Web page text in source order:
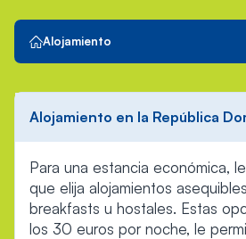
Alojamiento
Alojamiento en la República
Para una estancia económica,
que elija alojamientos
breakfasts u hostales. Estas
los 30 euros por noche, le